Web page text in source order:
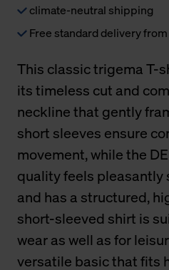
climate-neutral shipping
Free standard delivery
This classic trigema T-
its timeless cut and
neckline that gently
short sleeves ensure
movement, while the
quality feels pleasantly
and has a structured,
short-sleeved shirt is
wear as well as for
versatile basic that fits